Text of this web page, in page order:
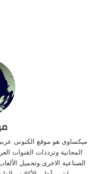
ميكساوى هو موقع الكتونى
المجانية وترددات القنوات
الصناعية الاخرى وتحميل